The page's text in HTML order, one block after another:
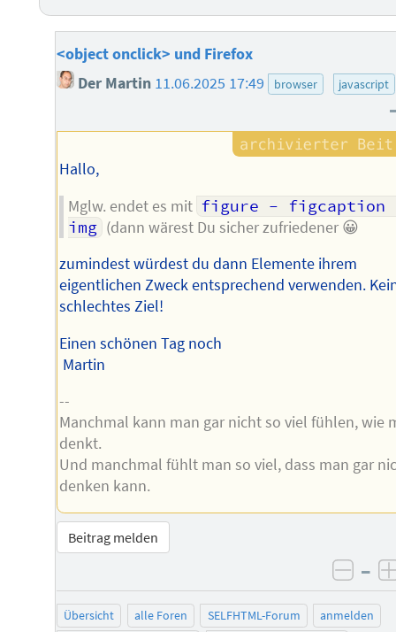
<object onclick> und Firefox
Der Martin 11.06.2025 17:49 browser javascript
Hallo,
Mglw. endet es mit figure - figcaption
img (dann wärest Du sicher zufriedener 😀
zumindest würdest du dann Elemente ihrem
eigentlichen Zweck entsprechend verwenden.
schlechtes Ziel!
Einen schönen Tag noch
Martin
--
Manchmal kann man gar nicht so viel fühlen, wie
denkt.
Und manchmal fühlt man so viel, dass man gar
denken kann.
Beitrag melden
–
Übersicht alle Foren SELFHTML-Forum
anmelden